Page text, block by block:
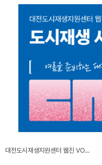
대전도시재생지원센터 웹진 VO…